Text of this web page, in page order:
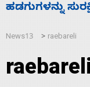
News13 > raebareli
raebareli